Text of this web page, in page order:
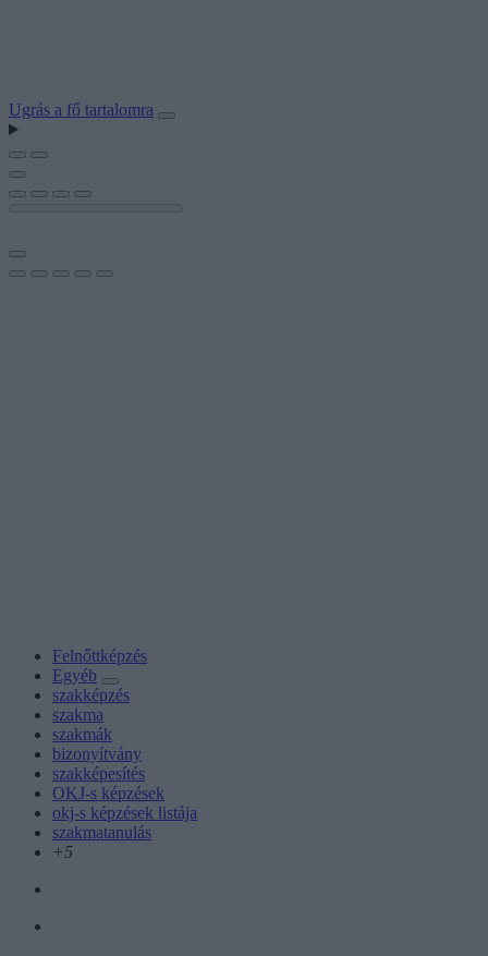
Ugrás a fő tartalomra
Felnőttképzés
Egyéb
szakképzés
szakma
szakmák
bizonyítvány
szakképesítés
OKJ-s képzések
okj-s képzések listája
szakmatanulás
+5